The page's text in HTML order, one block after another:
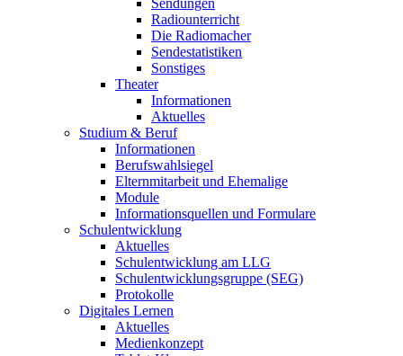
Sendungen
Radiounterricht
Die Radiomacher
Sendestatistiken
Sonstiges
Theater
Informationen
Aktuelles
Studium & Beruf
Informationen
Berufswahlsiegel
Elternmitarbeit und Ehemalige
Module
Informationsquellen und Formulare
Schulentwicklung
Aktuelles
Schulentwicklung am LLG
Schulentwicklungsgruppe (SEG)
Protokolle
Digitales Lernen
Aktuelles
Medienkonzept